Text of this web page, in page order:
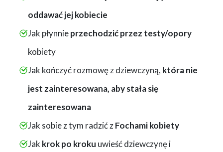
oddawać jej kobiecie
Jak płynnieprzechodzić przez testy/opory
kobiety
Jak kończyć rozmowę z dziewczyną, która nie
jest zainteresowana, aby stała się
zainteresowana
Jak sobie z tym radzić zFochami kobiety
Jak krok po kroku uwieść dziewczynę i